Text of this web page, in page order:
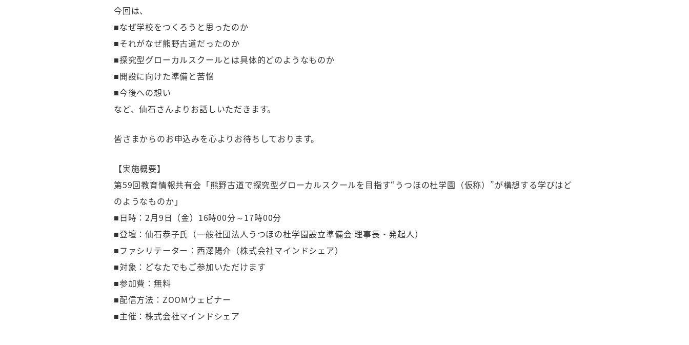
今回は、
■なぜ学校をつくろうと思ったのか
■それがなぜ熊野古道だったのか
■探究型グローカルスクールとは具体的どのようなものか
■開設に向けた準備と苦悩
■今後への想い
など、仙石さんよりお話しいただきます。
皆さまからのお申込みを心よりお待ちしております。
【実施概要】
第59回教育情報共有会「熊野古道で探究型グローカルスクールを目指す“うつほの杜学園（仮称）”が構想する学びはど
のようなものか」
■日時：2月9日（金）16時00分～17時00分
■登壇：仙石恭子氏（一般社団法人うつほの杜学園設立準備会 理事長・発起人）
■ファシリテーター：西澤陽介（株式会社マインドシェア）
■対象：どなたでもご参加いただけます
■参加費：無料
■配信方法：ZOOMウェビナー
■主催：株式会社マインドシェア